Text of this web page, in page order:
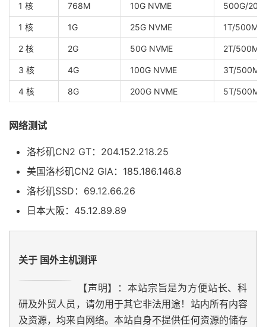
1 核 768M 10G NVME 500G/
1 核 1G 25G NVME 1T/
2 核 2G 50G NVME 2T/
3 核 4G 100G NVME 3T/
4 核 8G 200G NVME 5T/
网络测试
洛杉矶CN2 GT：204.152.218.25
美国洛杉矶CN2 GIA：185.186.146.8
洛杉矶SSD：69.12.66.26
日本大阪：45.12.89.89
关于 国外主机测评
【声明】：本站宗旨是为方便站长、科
研及外贸人员，请勿用于其它非法用途！站内所有内容
及资源，均来自网络。本站自身不提供任何资源的储存